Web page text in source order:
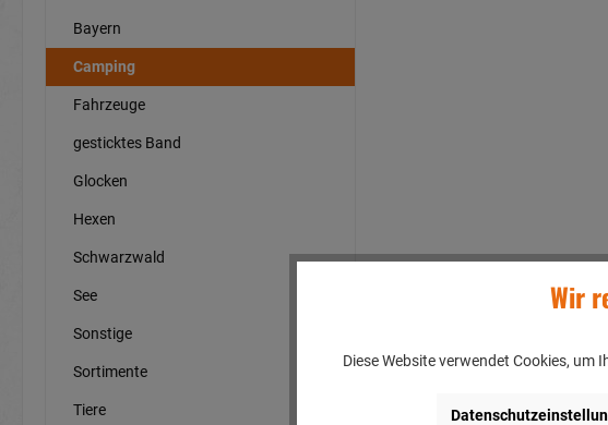
Bayern
Camping
Fahrzeuge
gesticktes Band
Glocken
Hexen
Schwarzwald
See
Sonstige
Sortimente
Tiere
Wir
Diese Website verwendet Cookies,